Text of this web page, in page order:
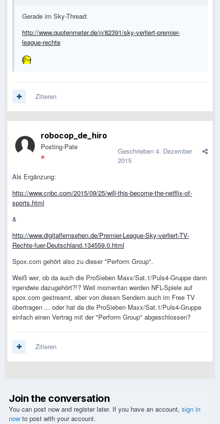
Gerade im Sky-Thread:
http://www.quotenmeter.de/n/82391/sky-verliert-premier-
league-rechte
Zitieren
robocop_de_hiro
Posting-Pate Geschrieben 4. Dezember
2015
Als Ergänzung:
http://www.cnbc.com/2015/09/25/will-this-become-the-netflix-of-
sports.html
&
http://www.digitalfernsehen.de/Premier-League-Sky-verliert-TV-
Rechte-fuer-Deutschland.134559.0.html
Spox.com gehört also zu dieser "Perform Group".
Weiß wer, ob da auch die ProSieben Maxx/Sat.1/Puls4-Gruppe dann
irgendwie dazugehört?!? Weil momentan werden NFL-Spiele auf
spox.com gestreamt, aber von diesen Sendern auch im Free TV
übertragen ... oder hat da die ProSieben Maxx/Sat.1/Puls4-Gruppe
einfach einen Vertrag mit der "Perform Group" abgeschlossen?
Zitieren
Join the conversation
You can post now and register later. If you have an account, sign in
now to post with your account.